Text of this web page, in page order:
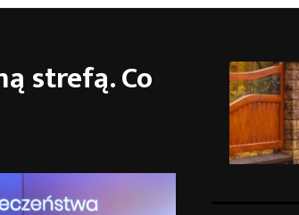
strefą. Co